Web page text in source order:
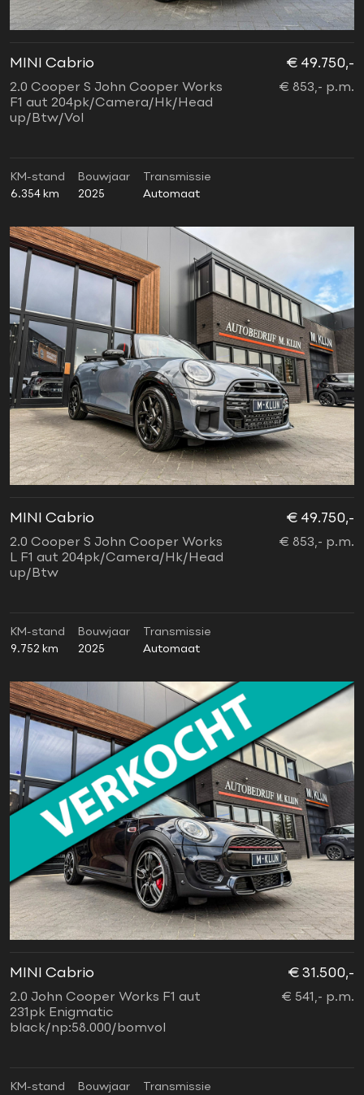
MINI Cabrio
2.0 Cooper S John Cooper Works
F1 aut 204pk/Camera/Hk/Head
up/Btw/Vol
€ 49.750,-
€ 853,- p.m.
KM-stand
6.354 km
Bouwjaar
2025
Transmissie
Automaat
MINI Cabrio
2.0 Cooper S John Cooper Works
L F1 aut 204pk/Camera/Hk/Head
up/Btw
€ 49.750,-
€ 853,- p.m.
KM-stand
9.752 km
Bouwjaar
2025
Transmissie
Automaat
MINI Cabrio
2.0 John Cooper Works F1 aut
231pk Enigmatic
black/np:58.000/bomvol
€ 31.500,-
€ 541,- p.m.
KM-stand
Bouwjaar
Transmissie